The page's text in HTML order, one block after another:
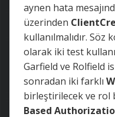
aynen hata
üzerinden
kullanılmalıdır.
olarak iki test
Garfield ve Rolfield
sonradan iki farklı
birleştirilecek ve rol
Based